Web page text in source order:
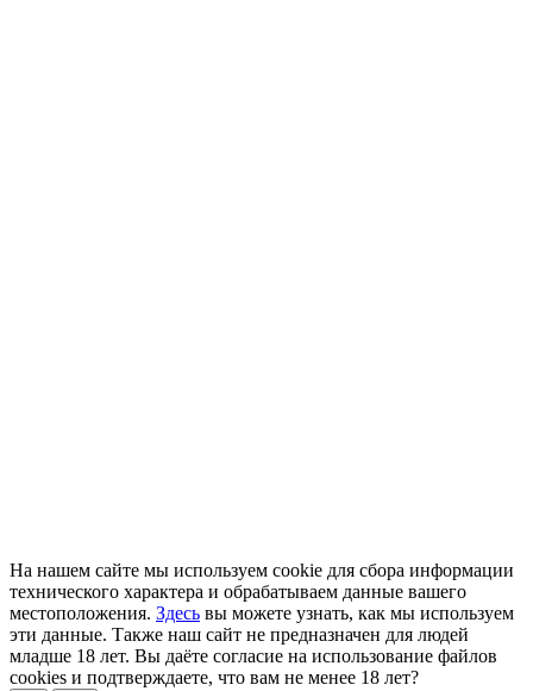
На нашем сайте мы используем cookie для сбора информации
технического характера и обрабатываем данные вашего
местоположения. Здесь вы можете узнать, как мы используем
эти данные. Также наш сайт не предназначен для людей
младше 18 лет. Вы даёте согласие на использование файлов
cookies и подтверждаете, что вам не менее 18 лет?